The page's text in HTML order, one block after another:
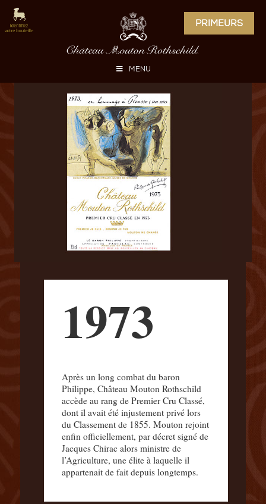
PRIMEURS
MENU
1973
Après un long combat du baron
Philippe, Château Mouton Rothschild
accède au rang de Premier Cru Classé,
dont il avait été injustement privé lors
du Classement de 1855. Mouton rejoint
enfin officiellement, par décret signé de
Jacques Chirac alors ministre de
l’Agriculture, une élite à laquelle il
appartenait de fait depuis longtemps.